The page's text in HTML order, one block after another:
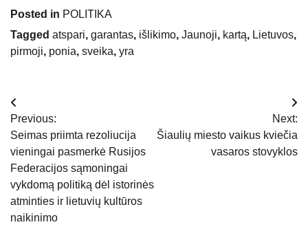
Posted in POLITIKA
Tagged atspari, garantas, išlikimo, Jaunoji, kartą, Lietuvos,
pirmoji, ponia, sveika, yra
Navigacija
tarp
įrašų
Previous:
Seimas priimta rezoliucija
vieningai pasmerkė Rusijos
Federacijos sąmoningai
vykdomą politiką dėl istorinės
atminties ir lietuvių kultūros
naikinimo
Next:
Šiaulių miesto vaikus kviečia
vasaros stovyklos